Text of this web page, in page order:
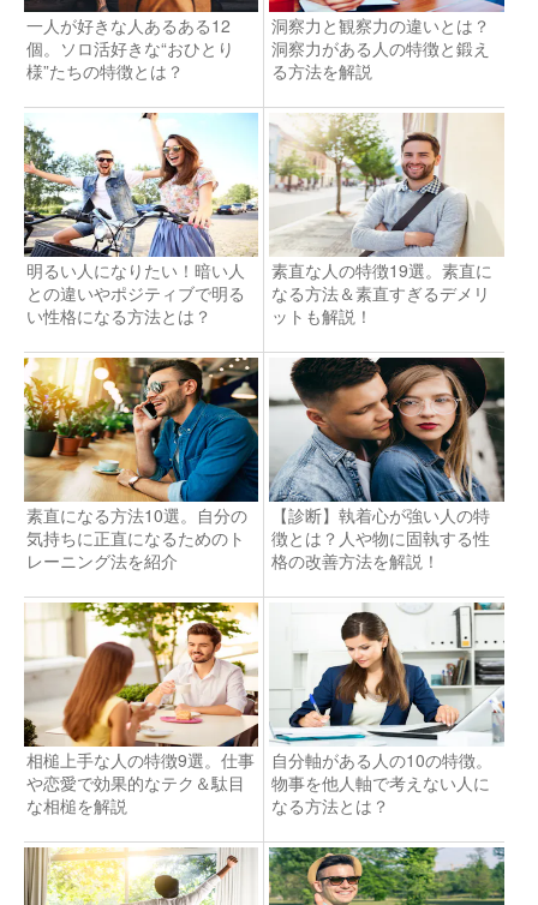
一人が好きな人あるある12
個。ソロ活好きな“おひとり
様”たちの特徴とは？
洞察力と観察力の違いとは？
洞察力がある人の特徴と鍛え
る方法を解説
明るい人になりたい！暗い人
との違いやポジティブで明る
い性格になる方法とは？
素直な人の特徴19選。素直に
なる方法＆素直すぎるデメリ
ットも解説！
素直になる方法10選。自分の
気持ちに正直になるためのト
レーニング法を紹介
【診断】執着心が強い人の特
徴とは？人や物に固執する性
格の改善方法を解説！
相槌上手な人の特徴9選。仕事
や恋愛で効果的なテク＆駄目
な相槌を解説
自分軸がある人の10の特徴。
物事を他人軸で考えない人に
なる方法とは？